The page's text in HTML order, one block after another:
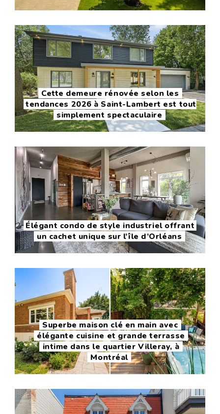
Cette demeure rénovée selon les
tendances 2026 à Saint-Lambert est tout
simplement spectaculaire
Élégant condo de style industriel offrant
un cachet unique sur l’île d’Orléans
Superbe maison clé en main avec
élégante cuisine et grande terrasse
intime dans le quartier Villeray, à
Montréal